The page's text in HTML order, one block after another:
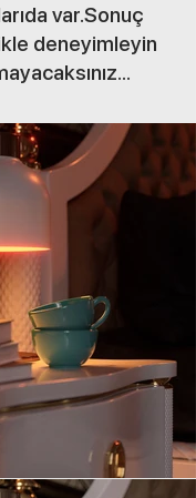
var.Sonuç
deneyimleyin